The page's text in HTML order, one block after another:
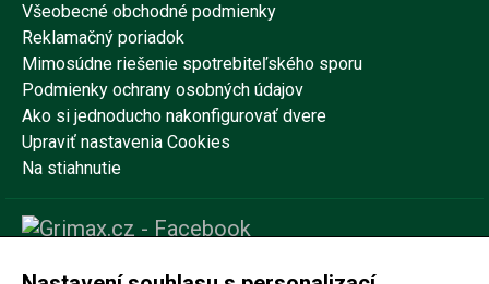
Všeobecné obchodné podmienky
Reklamačný poriadok
Mimosúdne riešenie spotrebiteľského sporu
Podmienky ochrany osobných údajov
Ako si jednoducho nakonfigurovať dvere
Upraviť nastavenia Cookies
Na stiahnutie